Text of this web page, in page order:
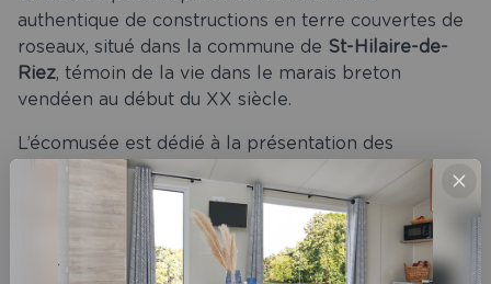
authentique de constructions en terre couvertes de
roseaux, situé dans la commune de St-Hilaire-de-
Riez, témoin de la vie dans le marais breton
vendéen au début du XX siècle.
L’écomusée est dédié à la présentation des
coutumes des pays maraîchins du nord-ouest de la
Vendée entre le XIX
et le XXesiècle.
Venez donc vous plonger au cœur de ce village
pittoresque pour vivre au rythme du XIXᵉ et XXᵉ